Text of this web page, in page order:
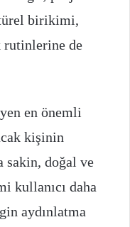
birikimi,
rutinlerine de
en önemli
kişinin
sakin, doğal ve
kullanıcı daha
aydınlatma